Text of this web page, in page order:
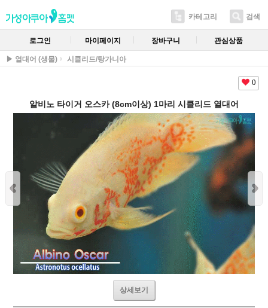
카테고리 검색
로그인 마이페이지 장바구니 관심상품
▶ 열대어 (생물) 시클리드/탕가니아
0
알비노 타이거 오스카 (8cm이상) 1마리 시클리드 열대어
상세보기